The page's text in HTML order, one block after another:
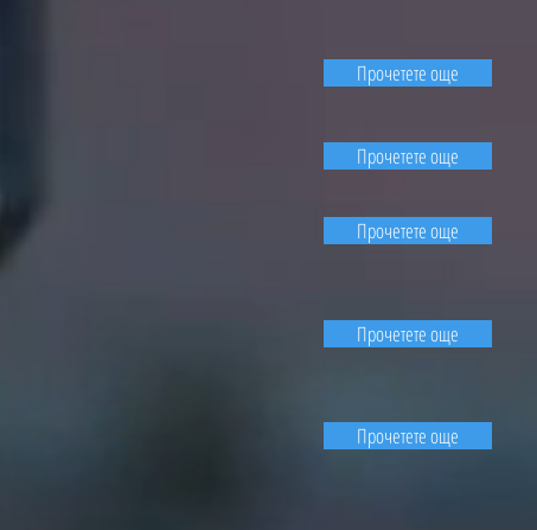
Прочетете още
Прочетете още
Прочетете още
Прочетете още
Прочетете още